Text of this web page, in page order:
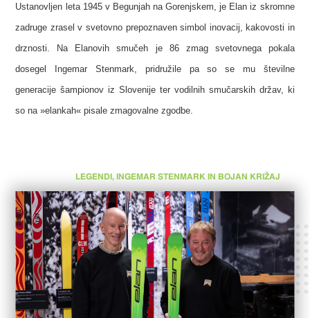
Ustanovljen leta 1945 v Begunjah na Gorenjskem, je Elan iz skromne
zadruge zrasel v svetovno prepoznaven simbol inovacij, kakovosti in
drznosti. Na Elanovih smučeh je 86 zmag svetovnega pokala
dosegel Ingemar Stenmark, pridružile pa so se mu številne
generacije šampionov iz Slovenije ter vodilnih smučarskih držav, ki
so na »elankah« pisale zmagovalne zgodbe.
LEGENDI, INGEMAR STENMARK IN BOJAN KRIŽAJ